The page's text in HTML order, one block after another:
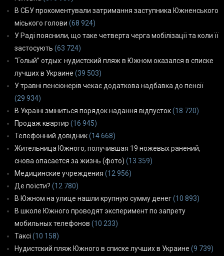
В СБУ прокоментували затримання заступника Южненського
міського голови (68 924)
У Раді пояснили, що таке четверта черга мобілізації та коли її
застосують (63 724)
“Голый” отдых: нудистский пляж в Южном оказался в списке
лучших в Украине (39 503)
У травні пенсіонерів чекає додаткова надбавка до пенсії
(29 934)
В Україні зміниться порядок надання відпусток(18 720)
Продаж квартир (16 945)
Телефонний довідник(14 668)
Жительница Южного, получившая 19 ножевых ранений,
снова опасается за жизнь (фото) (13 359)
Медицинские учреждения (12 956)
Де поїсти? (12 780)
В Южном на улице нашли крупную сумму денег(10 893)
В школе Южного проводят эксперимент по запрету
мобильных телефонов (10 233)
Таксі (10 158)
Нудистский пляж Южного в списке лучших в Украине (9 739)